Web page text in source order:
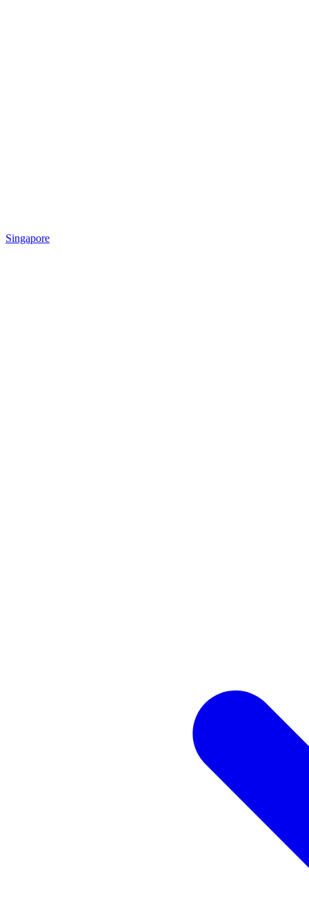
Singapore